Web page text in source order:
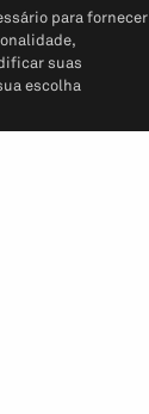
para fornecer
suas
escolha